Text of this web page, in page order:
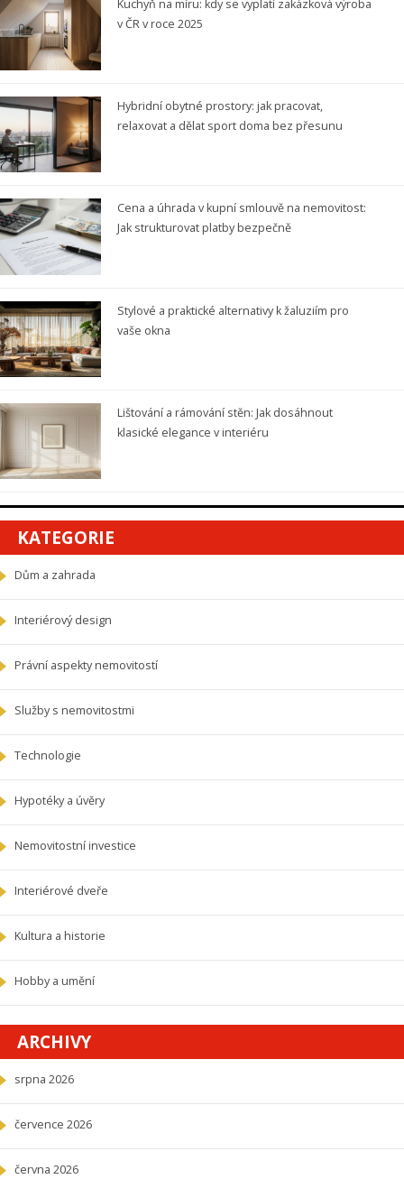
Kuchyň na míru: kdy se vyplatí zakázková výroba
v ČR v roce 2025
Hybridní obytné prostory: jak pracovat,
relaxovat a dělat sport doma bez přesunu
Cena a úhrada v kupní smlouvě na nemovitost:
Jak strukturovat platby bezpečně
Stylové a praktické alternativy k žaluziím pro
vaše okna
Lištování a rámování stěn: Jak dosáhnout
klasické elegance v interiéru
KATEGORIE
Dům a zahrada
Interiérový design
Právní aspekty nemovitostí
Služby s nemovitostmi
Technologie
Hypotéky a úvěry
Nemovitostní investice
Interiérové dveře
Kultura a historie
Hobby a umění
ARCHIVY
srpna 2026
července 2026
června 2026